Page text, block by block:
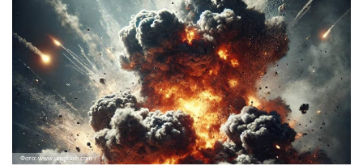
Фото: www.unsplash.com